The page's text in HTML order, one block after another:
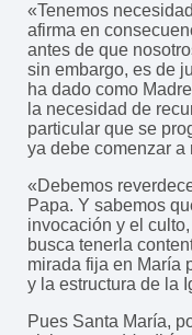
«Tenemos
afirma en
antes de que
sin embargo, es de
ha dado como
la necesidad de
particular que se
ya debe comenzar a
«Debemos
Papa. Y sabemos
invocación y el
busca tenerla
mirada fija en María
y la estructura de la
Pues Santa María,